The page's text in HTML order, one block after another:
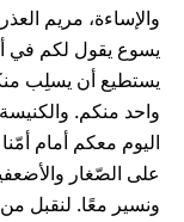
والإساءة، مريم
يسوع يقول لكم في
يستطيع أن يسلِب
واحد منكم.
اليوم معكم أمام
على الصّغار
ونسير معًا. لنقبل من